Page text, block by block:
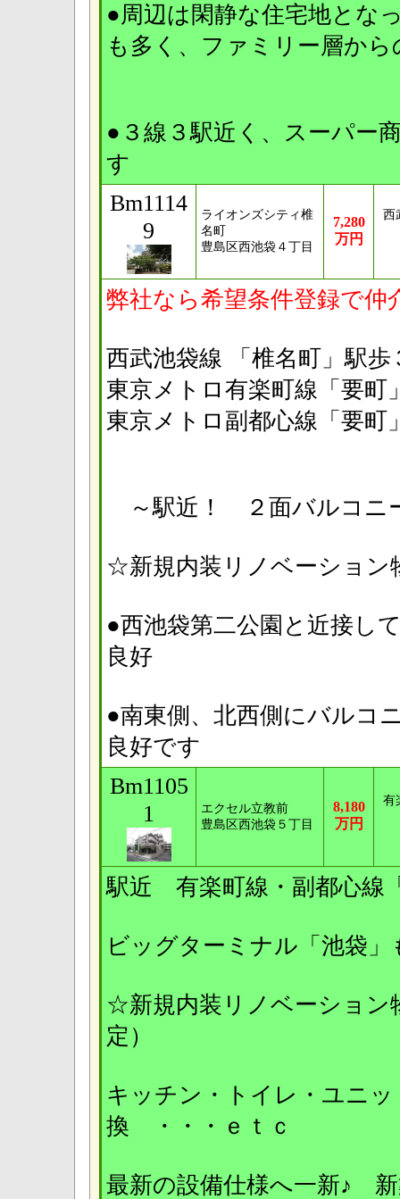
●周辺は閑静な住宅地とな
も多く、ファミリー層か
●３線３駅近く、スーパー
す
Bm1114
9
ライオンズシティ椎
名町
豊島区西池袋４丁目
7,280
万円
西
弊社なら希望条件登録で仲
西武池袋線 「椎名町
東京メトロ有楽町線「
東京メトロ副都心線「
～駅近！ ２面バル
☆新規内装リノベーション
●西池袋第二公園と近接し
良好
●南東側、北西側にバルコ
良好です
Bm1105
1
エクセル立教前
豊島区西池袋５丁目
8,180
万円
有
駅近 有楽町線・副都心線
ビッグターミナル「池袋
☆新規内装リノベーション
定）
キッチン・トイレ・ユニ
換 ・・・ｅｔｃ
最新の設備仕様へ一新♪